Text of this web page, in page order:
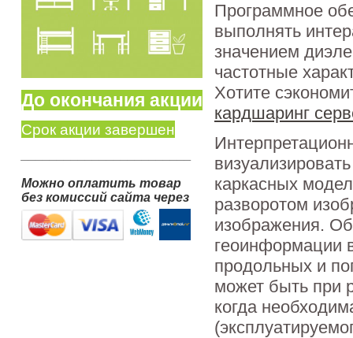
Программное
выполнять
значением
частотные
Хотите
кардшаринг
каркасных
разворотом
изображения.
геоинформации
продольных и
может быть при
когда
До окончания акции
Срок акции завершен
Можно оплатить товар
без комиссий сайта через